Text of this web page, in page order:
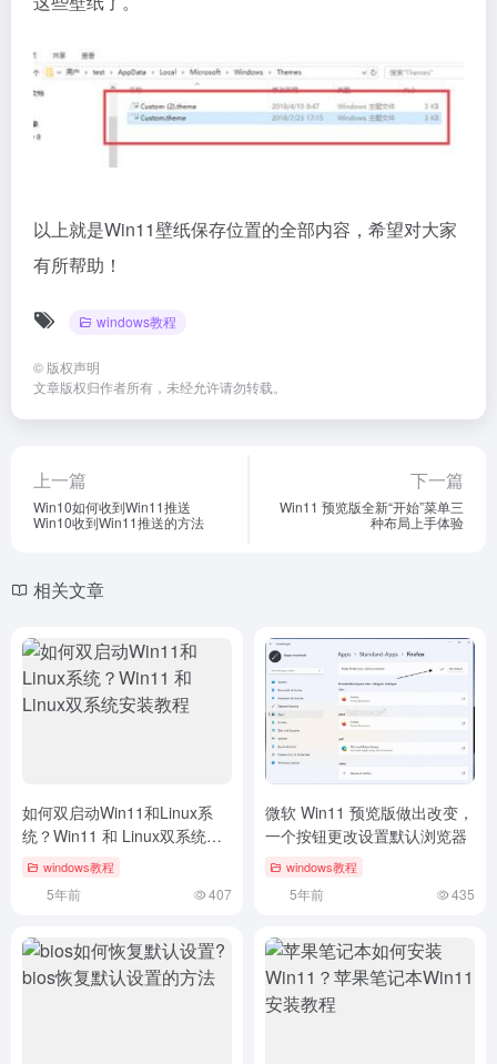
以上就是Win11壁纸保存位置的全部内容，希望对大家
有所帮助！
windows教程
© 版权声明
文章版权归作者所有，未经允许请勿转载。
上一篇
Win10如何收到Win11推送
Win10收到Win11推送的方法
下一篇
Win11 预览版全新“开始”菜单三
种布局上手体验
相关文章
如何双启动Win11和Linux系
统？Win11 和 Linux双系统安
装教程
windows教程
5年前 407
微软 Win11 预览版做出改变，
一个按钮更改设置默认浏览器
windows教程
5年前 435